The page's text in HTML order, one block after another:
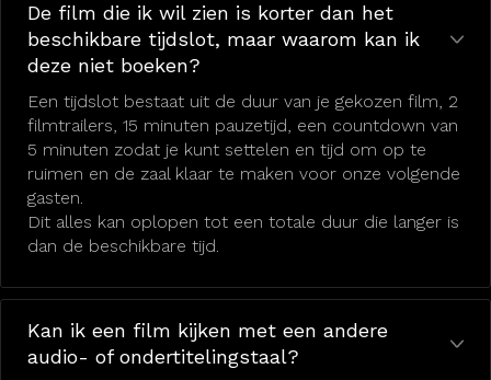
De film die ik wil zien is korter dan het
beschikbare tijdslot, maar waarom kan ik
deze niet boeken?
Een tijdslot bestaat uit de duur van je gekozen film, 2
filmtrailers, 15 minuten pauzetijd, een countdown van
5 minuten zodat je kunt settelen en tijd om op te
ruimen en de zaal klaar te maken voor onze volgende
gasten.
Dit alles kan oplopen tot een totale duur die langer is
dan de beschikbare tijd.
Kan ik een film kijken met een andere
audio- of ondertitelingstaal?